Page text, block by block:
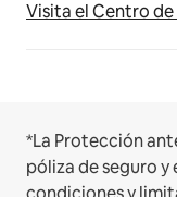
Visita el Centro de
*La Protección
póliza de seguro y